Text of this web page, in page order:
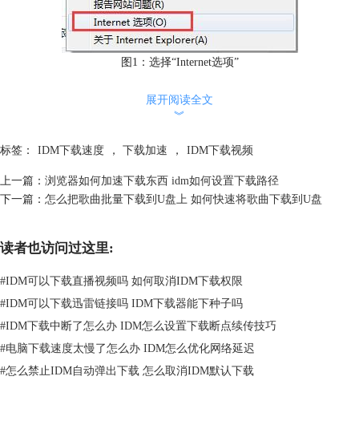
图1：选择“Internet选项”
2.在“Internet选项”窗口将页面切换到“高级”页面，在“设置”框中找到“加速
的图形”下的“使用软件呈现而不使用CPU呈现”选项，并将其勾选中，点
展开阅读全文
︾
标签： IDM下载速度 ， 下载加速 ， IDM下载视频
上一篇： 浏览器如何加速下载东西 idm如何设置下载路径
下一篇： 怎么把歌曲批量下载到U盘上 如何快速将歌曲下载到U盘
读者也访问过这里:
#IDM可以下载直播视频吗 如何取消IDM下载权限
#IDM可以下载迅雷链接吗 IDM下载器能下种子吗
#IDM下载中断了怎么办 IDM怎么设置下载断点续传技巧
#电脑下载速度太慢了怎么办 IDM怎么优化网络延迟
#怎么禁止IDM自动弹出下载 怎么取消IDM默认下载